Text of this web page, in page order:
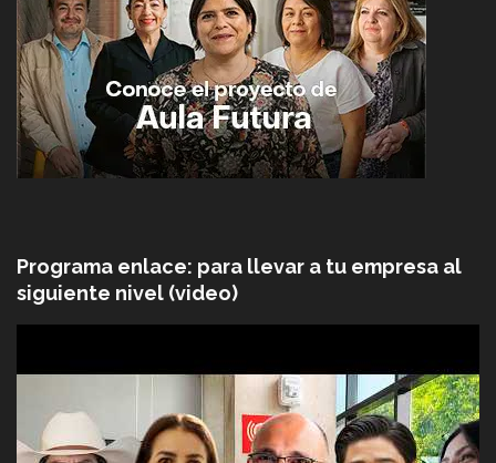
Programa enlace: para llevar a tu empresa al
siguiente nivel (video)